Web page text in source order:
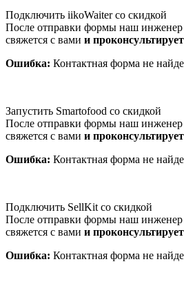
Подключить iikoWaiter со скидкой
После отправки формы наш инженер
свяжется с вами и
Ошибка: Контактная форма не
Запустить Smartofood со скидкой
После отправки формы наш инженер
свяжется с вами и
Ошибка: Контактная форма не
Подключить SellKit со скидкой
После отправки формы наш инженер
свяжется с вами и
Ошибка: Контактная форма не